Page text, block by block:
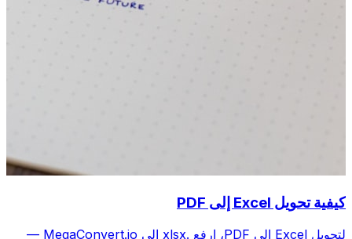
كيفية تحويل Excel إلى PDF
لتحويل Excel إلى PDF، ارفع .xlsx إلى MegaConvert.io —